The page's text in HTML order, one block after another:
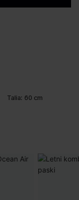
Talia: 60 cm